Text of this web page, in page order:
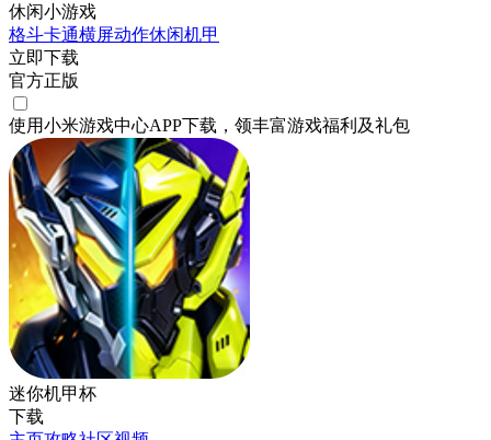
休闲小游戏
格斗卡通横屏动作休闲机甲
立即下载
官方正版
使用小米游戏中心APP下载 ，领丰富游戏福利 及礼包
迷你机甲杯
下载